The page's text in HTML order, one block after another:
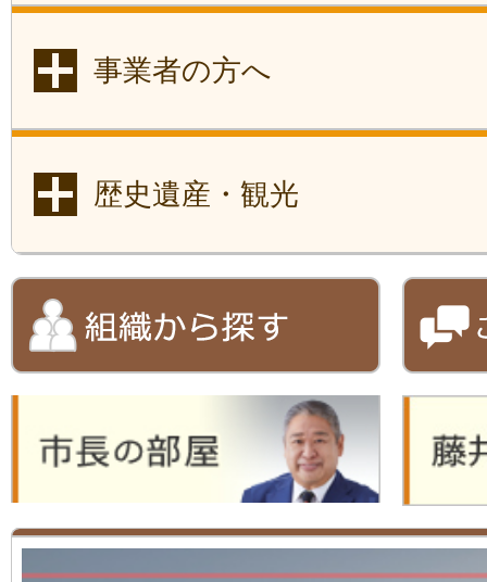
事業者の方へ
歴史遺産・観光